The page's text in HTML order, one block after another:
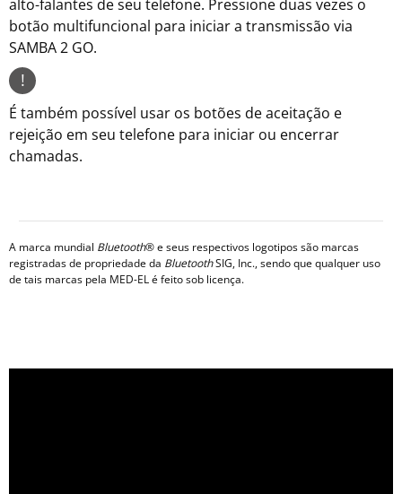
alto-falantes de seu telefone. Pressione duas vezes o
botão multifuncional para iniciar a transmissão via
SAMBA 2 GO.
!
É também possível usar os botões de aceitação e
rejeição em seu telefone para iniciar ou encerrar
chamadas.
A marca mundial Bluetooth® e seus respectivos logotipos são marcas
registradas de propriedade da BluetoothSIG, Inc., sendo que qualquer uso
de tais marcas pela MED-EL é feito sob licença.